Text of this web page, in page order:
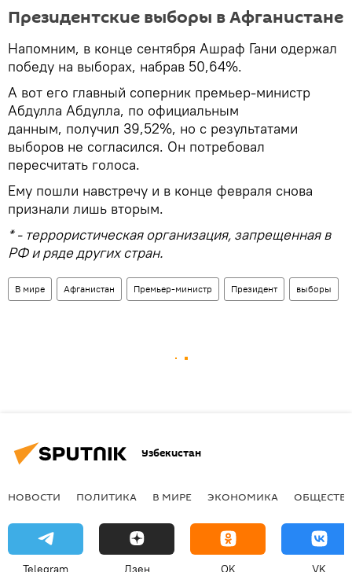
Президентские выборы в Афганистане
Напомним, в конце сентября Ашраф Гани одержал
победу на выборах, набрав 50,64%.
А вот его главный соперник премьер-министр
Абдулла Абдулла, по официальным
данным, получил 39,52%, но с результатами
выборов не согласился. Он потребовал
пересчитать голоса.
Ему пошли навстречу и в конце февраля снова
признали лишь вторым.
* - террористическая организация, запрещенная в
РФ и ряде других стран.
В мире Афганистан Премьер-министр Президент выборы
Узбекистан
НОВОСТИ ПОЛИТИКА В МИРЕ ЭКОНОМИКА
Telegram Дзен OK VK